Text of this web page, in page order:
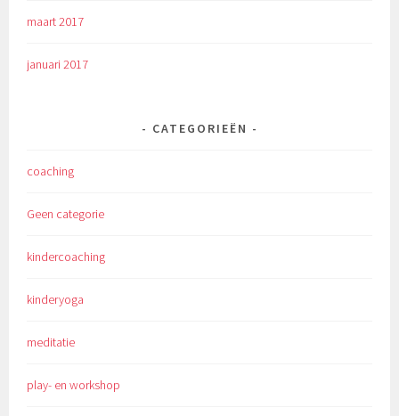
maart 2017
januari 2017
CATEGORIEËN
coaching
Geen categorie
kindercoaching
kinderyoga
meditatie
play- en workshop